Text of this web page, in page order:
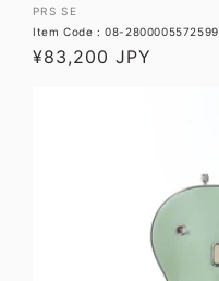
販
売
元:
PRS SE
Item Code : 08-2800005572599
通
¥83,200 JPY